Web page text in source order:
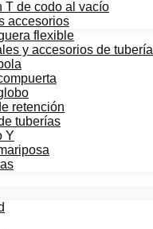
T de codo al vacío
accesorios
flexible
y accesorios de tubería
retención
tuberías
Y